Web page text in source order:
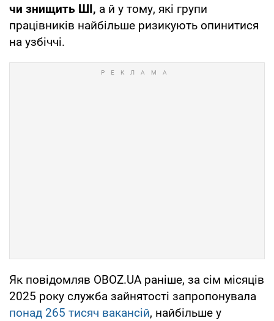
чи знищить ШІ, а й у тому, які групи
працівників найбільше ризикують опинитися
на узбіччі.
Як повідомляв OBOZ.UA раніше, за сім місяців
2025 року служба зайнятості запропонувала
понад 265 тисяч вакансій, найбільше у